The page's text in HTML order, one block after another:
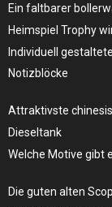
Ein faltbarer
Heimspiel Trophy
Individuell
Notizblöcke
Attraktivste
Dieseltank
Welche Motive gibt
Die guten alten